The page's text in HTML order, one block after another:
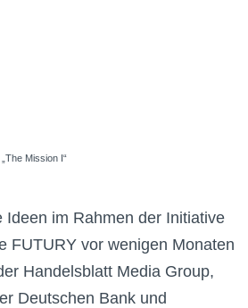
Mission I“
Ideen im Rahmen der Initiative
FUTURY vor wenigen Monaten
Handelsblatt Media Group,
Deutschen Bank und